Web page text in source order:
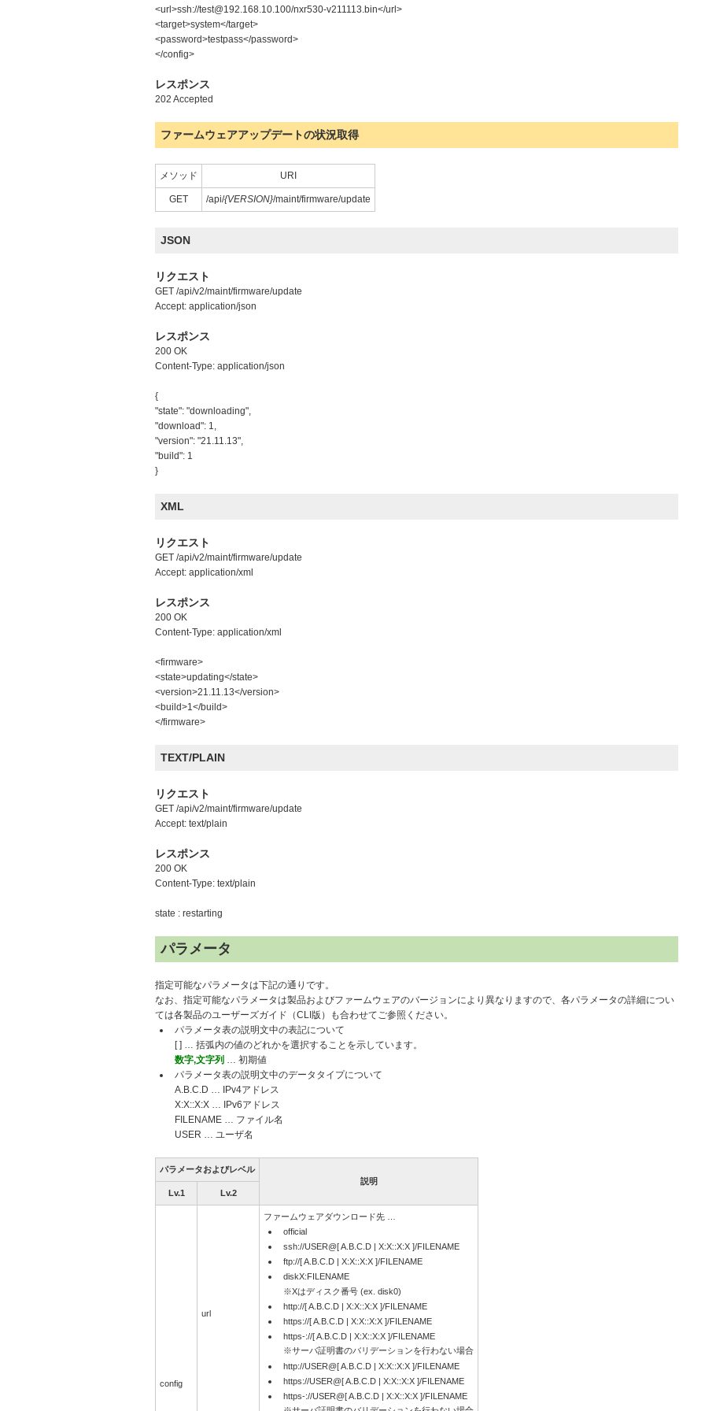
<url>ssh://test@192.168.10.100/nxr530-v211113.bin</url>
<target>system</target>
<password>testpass</password>
</config>
レスポンス
202 Accepted
ファームウェアアップデートの状況取得
メソッド URI
GET /api/{VERSION}/maint/firmware/update
JSON
リクエスト
GET /api/v2/maint/firmware/update
Accept: application/json
レスポンス
200 OK
Content-Type: application/json
{
"state": "downloading",
"download": 1,
"version": "21.11.13",
"build": 1
}
XML
リクエスト
GET /api/v2/maint/firmware/update
Accept: application/xml
レスポンス
200 OK
Content-Type: application/xml
<firmware>
<state>updating</state>
<version>21.11.13</version>
<build>1</build>
</firmware>
TEXT/PLAIN
リクエスト
GET /api/v2/maint/firmware/update
Accept: text/plain
レスポンス
200 OK
Content-Type: text/plain
state : restarting
パラメータ
指定可能なパラメータは下記の通りです。
なお、指定可能なパラメータは製品およびファームウェアのバージョンにより異なりますので、各パラメータの詳細につい
ては各製品のユーザーズガイド（CLI版）も合わせてご参照ください。
パラメータ表の説明文中の表記について
[ ] … 括弧内の値のどれかを選択することを示しています。
数字,文字列 … 初期値
パラメータ表の説明文中のデータタイプについて
A.B.C.D … IPv4アドレス
X:X::X:X … IPv6アドレス
FILENAME … ファイル名
USER … ユーザ名
パラメータおよびレベル
説明
Lv.1
Lv.2
config
url
ファームウェアダウンロード先 …
official
ssh://USER@[ A.B.C.D | X:X::X:X ]/FILENAME
ftp://[ A.B.C.D | X:X::X:X ]/FILENAME
diskX:FILENAME
※Xはディスク番号 (ex. disk0)
http://[ A.B.C.D | X:X::X:X ]/FILENAME
https://[ A.B.C.D | X:X::X:X ]/FILENAME
https-://[ A.B.C.D | X:X::X:X ]/FILENAME
※サーバ証明書のバリデーションを行わない場合
http://USER@[ A.B.C.D | X:X::X:X ]/FILENAME
https://USER@[ A.B.C.D | X:X::X:X ]/FILENAME
https-://USER@[ A.B.C.D | X:X::X:X ]/FILENAME